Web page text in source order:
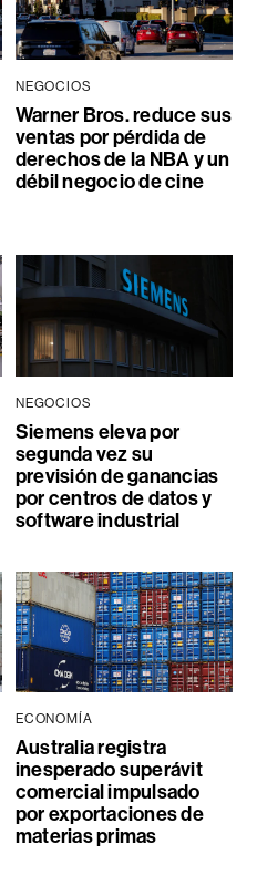
NEGOCIOS
Warner Bros. reduce sus
ventas por pérdida de
derechos de la NBA y un
débil negocio de cine
NEGOCIOS
Siemens eleva por
segunda vez su
previsión de ganancias
por centros de datos y
software industrial
ECONOMÍA
Australia registra
inesperado superávit
comercial impulsado
por exportaciones de
materias primas